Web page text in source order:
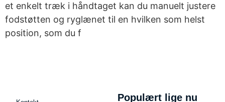
et enkelt træk i håndtaget kan du manuelt justere
fodstøtten og ryglænet til en hvilken som helst
position, som du f
Populært lige nu